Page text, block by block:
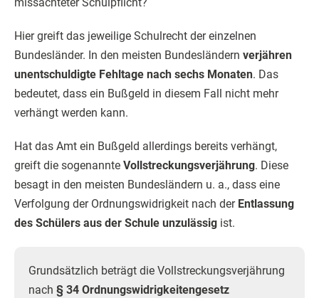
missachteter Schulpflicht?
Hier greift das jeweilige Schulrecht der einzelnen
Bundesländer. In den meisten Bundesländern verjähren
unentschuldigte Fehltage nach sechs Monaten. Das
bedeutet, dass ein Bußgeld in diesem Fall nicht mehr
verhängt werden kann.
Hat das Amt ein Bußgeld allerdings bereits verhängt,
greift die sogenannte Vollstreckungsverjährung. Diese
besagt in den meisten Bundesländern u. a., dass eine
Verfolgung der Ordnungswidrigkeit nach der Entlassung
des Schülers aus der Schule unzulässig ist.
Grundsätzlich beträgt die Vollstreckungsverjährung
nach § 34 Ordnungswidrigkeitengesetz